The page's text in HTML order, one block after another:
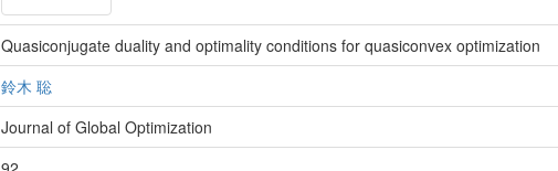
Quasiconjugate duality and optimality conditions for quasiconvex optimization
鈴木 聡
Journal of Global Optimization